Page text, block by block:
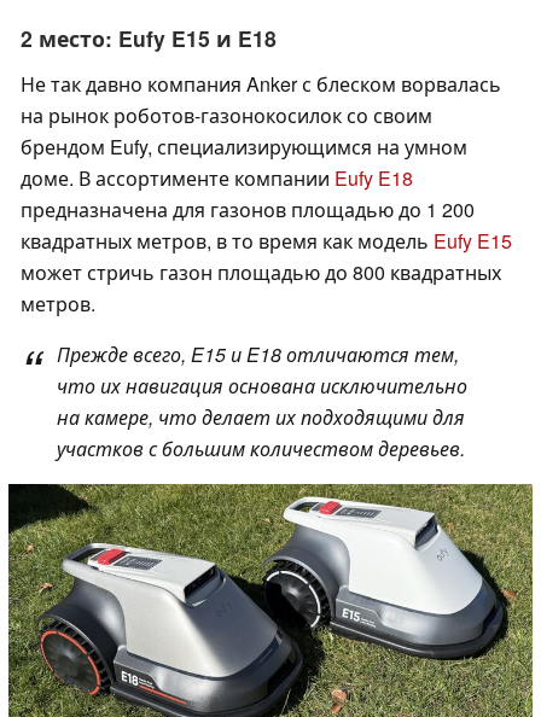
2 место: Eufy E15 и E18
Не так давно компания Anker с блеском ворвалась
на рынок роботов-газонокосилок со своим
брендом Eufy, специализирующимся на умном
доме. В ассортименте компании Eufy E18
предназначена для газонов площадью до 1 200
квадратных метров, в то время как модель Eufy E15
может стричь газон площадью до 800 квадратных
метров.
Прежде всего, E15 и E18 отличаются тем,
что их навигация основана исключительно
на камере, что делает их подходящими для
участков с большим количеством деревьев.